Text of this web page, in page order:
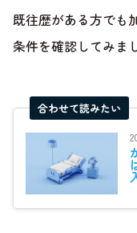
既往歴がある方でも
条件を確認してみま
合わせて読みたい